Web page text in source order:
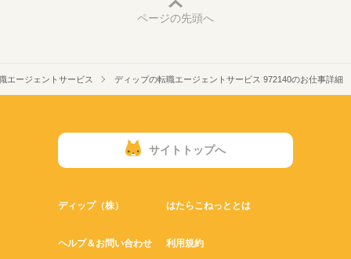
ページの先頭へ
エージェントサービス ディップの転職エージェントサービス 972140のお仕事詳細
サイトトップへ
ディップ（株） はたらこねっととは
ヘルプ＆お問い合わせ 利用規約